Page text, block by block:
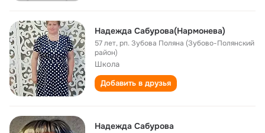
Надежда Сабурова(Нармонева)
57 лет,рп. Зубова Поляна (Зубово-Полянский
район)
Школа
Добавить в друзья
Надежда Сабурова